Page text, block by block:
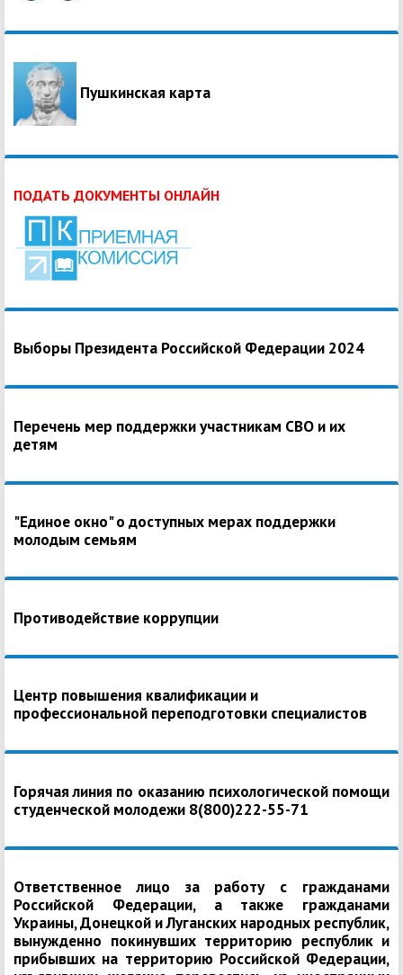
Пушкинская карта
ПОДАТЬ ДОКУМЕНТЫ ОНЛАЙН
Выборы Президента Российской Федерации 2024
Перечень мер поддержки участникам СВО и их
детям
"Единое окно" о доступных мерах поддержки
молодым семьям
Противодействие коррупции
Центр повышения квалификации и
профессиональной переподготовки специалистов
Горячая линия по оказанию психологической помощи
студенческой молодежи 8(800)222-55-71
Ответственное лицо за работу с гражданами
Российской Федерации, а также гражданами
Украины, Донецкой и Луганских народных республик,
вынужденно покинувших территорию республик и
прибывших на территорию Российской Федерации,